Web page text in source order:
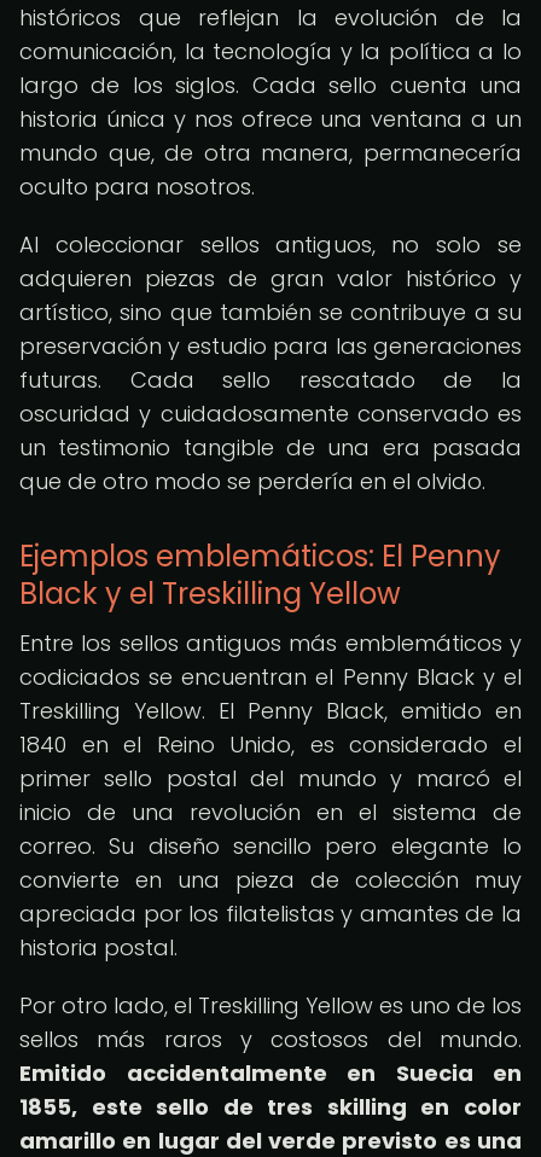
históricos que reflejan la evolución de la
comunicación, la tecnología y la política a lo
largo de los siglos. Cada sello cuenta una
historia única y nos ofrece una ventana a un
mundo que, de otra manera, permanecería
oculto para nosotros.
Al coleccionar sellos antiguos, no solo se
adquieren piezas de gran valor histórico y
artístico, sino que también se contribuye a su
preservación y estudio para las generaciones
futuras. Cada sello rescatado de la
oscuridad y cuidadosamente conservado es
un testimonio tangible de una era pasada
que de otro modo se perdería en el olvido.
Ejemplos emblemáticos: El Penny
Black y el Treskilling Yellow
Entre los sellos antiguos más emblemáticos y
codiciados se encuentran el Penny Black y el
Treskilling Yellow. El Penny Black, emitido en
1840 en el Reino Unido, es considerado el
primer sello postal del mundo y marcó el
inicio de una revolución en el sistema de
correo. Su diseño sencillo pero elegante lo
convierte en una pieza de colección muy
apreciada por los filatelistas y amantes de la
historia postal.
Por otro lado, el Treskilling Yellow es uno de los
sellos más raros y costosos del mundo.
Emitido accidentalmente en Suecia en
1855, este sello de tres skilling en color
amarillo en lugar del verde previsto es una